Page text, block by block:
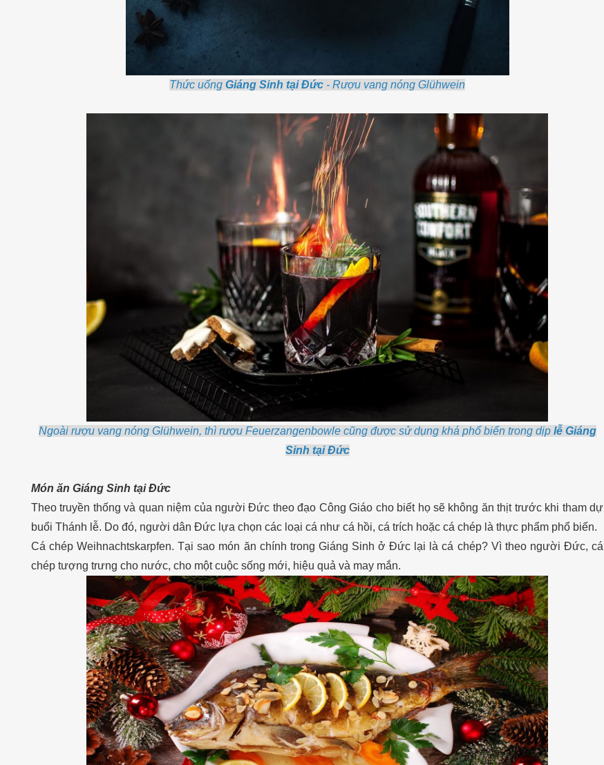
Thức uống Giáng Sinh tại Đức - Rượu vang nóng Glühwein
Ngoài rượu vang nóng Glühwein, thì rượu Feuerzangenbowle cũng được sử dụng khá phổ biến trong dịp lễ Giáng
Sinh tại Đức
Món ăn Giáng Sinh tại Đức
Theo truyền thống và quan niệm của người Đức theo đạo Công Giáo cho biết họ sẽ không ăn thịt trước khi tham dự
buổi Thánh lễ. Do đó, người dân Đức lựa chọn các loại cá như cá hồi, cá trích hoặc cá chép là thực phẩm phổ biến.
Cá chép Weihnachtskarpfen.Tại sao món ăn chính trong Giáng Sinh ở Đức lại là cá chép? Vì theo người Đức, cá
chép tượng trưng cho nước, cho một cuộc sống mới, hiệu quả và may mắn.